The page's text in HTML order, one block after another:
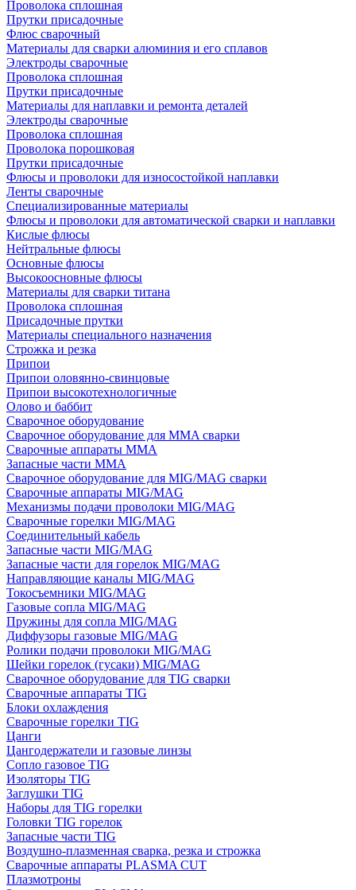
Проволока сплошная
Прутки присадочные
Флюс сварочный
Материалы для сварки алюминия и его сплавов
Электроды сварочные
Проволока сплошная
Прутки присадочные
Материалы для наплавки и ремонта деталей
Электроды сварочные
Проволока сплошная
Проволока порошковая
Прутки присадочные
Флюсы и проволоки для износостойкой наплавки
Ленты сварочные
Специализированные материалы
Флюсы и проволоки для автоматической сварки и наплавки
Кислые флюсы
Нейтральные флюсы
Основные флюсы
Высокоосновные флюсы
Материалы для сварки титана
Проволока сплошная
Присадочные прутки
Материалы специального назначения
Строжка и резка
Припои
Припои оловянно-свинцовые
Припои высокотехнологичные
Олово и баббит
Сварочное оборудование
Сварочное оборудование для MMA сварки
Сварочные аппараты MMA
Запасные части MMA
Сварочное оборудование для MIG/MAG сварки
Сварочные аппараты MIG/MAG
Механизмы подачи проволоки MIG/MAG
Сварочные горелки MIG/MAG
Соединительный кабель
Запасные части MIG/MAG
Запасные части для горелок MIG/MAG
Направляющие каналы MIG/MAG
Токосъемники MIG/MAG
Газовые сопла MIG/MAG
Пружины для сопла MIG/MAG
Диффузоры газовые MIG/MAG
Ролики подачи проволоки MIG/MAG
Шейки горелок (гусаки) MIG/MAG
Сварочное оборудование для TIG сварки
Сварочные аппараты TIG
Блоки охлаждения
Сварочные горелки TIG
Цанги
Цангодержатели и газовые линзы
Сопло газовое TIG
Изоляторы TIG
Заглушки TIG
Наборы для TIG горелки
Головки TIG горелок
Запасные части TIG
Воздушно-плазменная сварка, резка и строжка
Сварочные аппараты PLASMA CUT
Плазмотроны